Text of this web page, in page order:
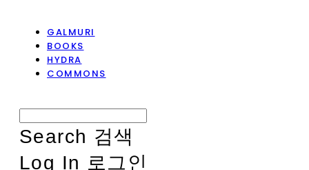
GALMURI
BOOKS
HYDRA
COMMONS
Search 검색
Log In 로그인